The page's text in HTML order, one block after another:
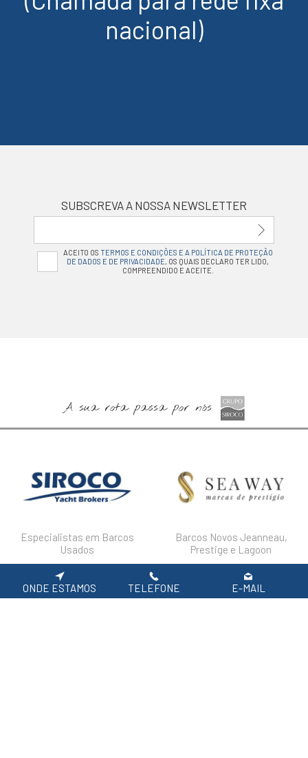
nacional)
SUBSCREVA A NOSSA NEWSLETTER
ACEITO OS TERMOS E CONDIÇÕES E A POLÍTICA DE PROTEÇÃO
DE DADOS E DE PRIVACIDADE, OS QUAIS DECLARO TER LIDO,
COMPREENDIDO E ACEITE.
A sua rota passa por nós
Especialistas em Barcos
Usados
Barcos Novos Jeanneau,
Prestige e Lagoon
DESTAQUES FAQ'S POLÍTICA DE PRIVACIDADE
ONDE ESTAMOS TELEFONE E-MAIL